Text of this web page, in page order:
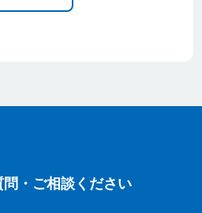
問・ご相談ください
・ご相談ください